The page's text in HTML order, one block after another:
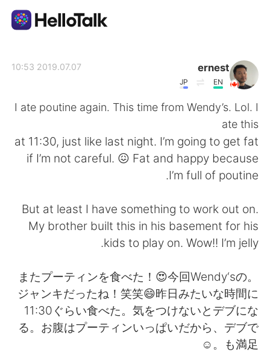
繁體中文 Español
Deutsch
日本語 한국어
Русский ไทย
Indonesia Italiano
ernest
EN
JP
2019.07.07 10:53
I ate poutine again. This time from Wendy’s. Lol. I
ate this
at 11:30, just like last night. I’m going to get fat
if I’m not careful. 😖 Fat and happy because
I’m full of poutine.
But at least I have something to work out on.
My brother built this in his basement for his
kids to play on. Wow!! I’m jelly.
またプーティンを食べた！😍今回Wendy‘sの。
ジャンキだったね！笑笑😄昨日みたいな時間に
11:30ぐらい食べた。気をつけないとデブにな
る。お腹はプーティンいっぱいだから、デブで
も満足。☺